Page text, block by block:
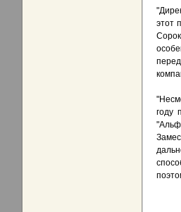
этот
году